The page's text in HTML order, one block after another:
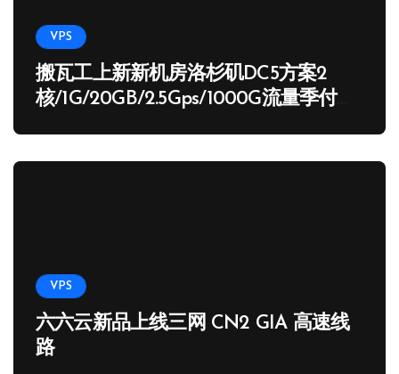
VPS
搬瓦工上新新机房洛杉矶DC5方案2
核/1G/20GB/2.5Gps/1000G流量季付
VPS
六六云新品上线三网 CN2 GIA 高速线
路